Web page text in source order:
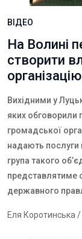
ВІДЕО
На Волині
створити
організацію
Вихідними у
яких обговорили
громадської
надають послуги
група такого
представлятиме
державного
Еля Коротинська /